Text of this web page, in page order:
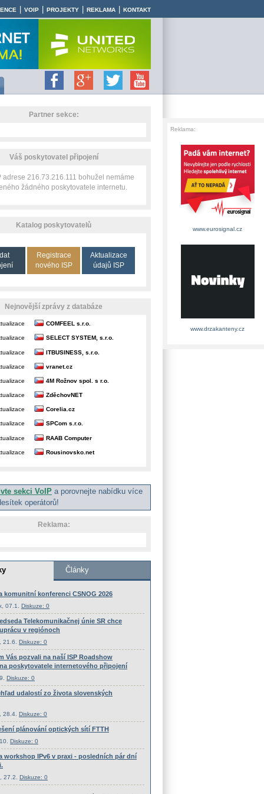
VOIP PROJEKTY REKLAMA KONTAKT
Partner sekce:
Váš poskytovatel připojení
adrese 216.73.216.111 bohužel nemáme
žádného poskytovatele internetu.
Katalog poskytovatelů
Registrace
nového ISP
Aktualizace
údajů ISP
Nejnovější zprávy z databáze
COMFEEL s.r.o.
SELECT SYSTEM, s.r.o.
ITBUSINESS, s.r.o.
vranet.cz
4M Rožnov spol. s r.o.
ZděchovNET
Corelia.cz
SPCom s.r.o.
RAAB Computer
Rousinovsko.net
sekci VoIP a porovnejte nabídku více
operátorů!
Reklama:
Reklama:
www.eurosignal.cz
www.drzakanteny.cz